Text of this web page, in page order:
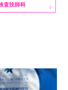
査技師科